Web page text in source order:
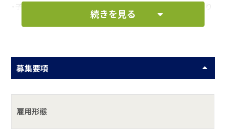
・子供たちの元気な挨拶・笑顔・成長に喜びを感じられるやり
がいのあるお仕事です。
お仕事の一例として、以下のような業務を想定し
続きを見る
募集要項
雇用形態